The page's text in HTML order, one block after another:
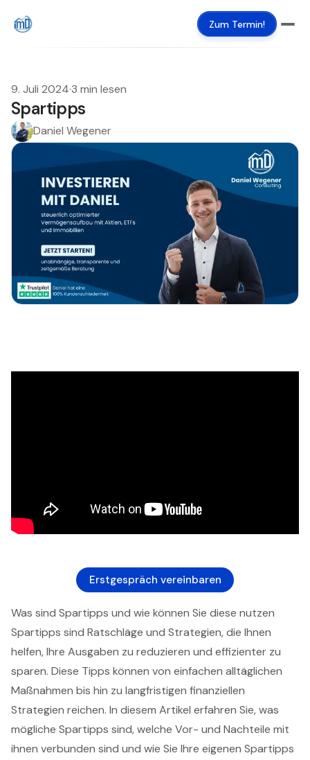
Zum Termin!
9. Juli 2024·3 min lesen
Spartipps
Daniel Wegener
Erstgespräch vereinbaren
Was sind Spartipps und wie können Sie diese nutzen
Spartipps sind Ratschläge und Strategien, die Ihnen
helfen, Ihre Ausgaben zu reduzieren und effizienter zu
sparen. Diese Tipps können von einfachen alltäglichen
Maßnahmen bis hin zu langfristigen finanziellen
Strategien reichen. In diesem Artikel erfahren Sie, was
mögliche Spartipps sind, welche Vor- und Nachteile mit
ihnen verbunden sind und wie Sie Ihre eigenen Spartipps